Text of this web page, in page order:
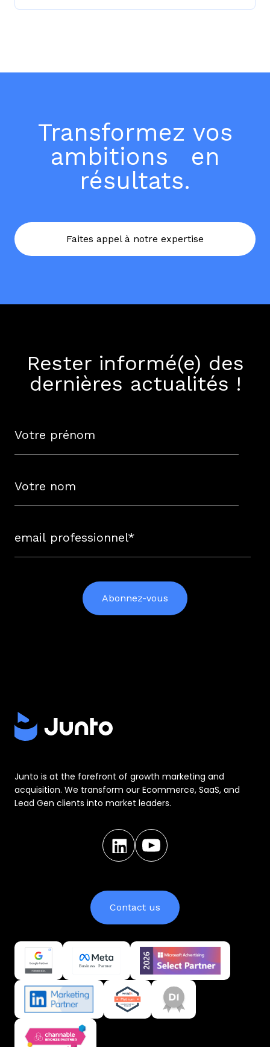
Transformez vos
ambitions en
résultats.
Faites appel à notre expertise
Rester informé(e) des
dernières actualités !
Junto is at the forefront of growth marketing and
acquisition. We transform our Ecommerce, SaaS, and
Lead Gen clients into market leaders.
Contact us